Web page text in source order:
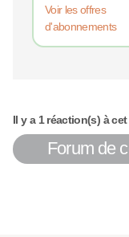
Voir les offres
d'abonnements
Il y a 1 réaction(s) à
Forum de